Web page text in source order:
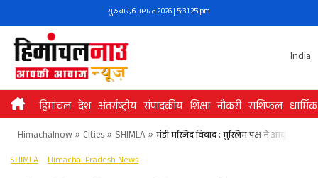
to
content
गुरुवार, 6 अगस्त 2026 | 5:31:25 pm
India
हिमांचल देश अंतर्राष्ट्रीय संपादकीय शिक्षा नौकरी राशिफल धार्मिक
Himachalnow» Cities» SHIMLA » मंडी मस्जिद विवाद : मुस्लिम पक्ष ने आयुक्त
SHIMLA Himachal Pradesh News